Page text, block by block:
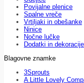
Povijalne plenice
Spalne vreče
Vrtiljaki in obešanke
Ninice
Nočne lučke
Dodatki in dekoracije
Blagovne znamke
3Sprouts
A Little Lovely